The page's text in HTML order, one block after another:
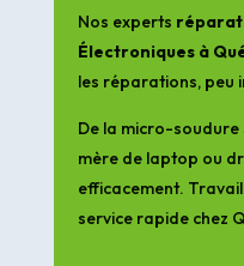
Nos experts
Électroniques à
les réparations, peu
De la micro-soudure
mère de laptop ou
efficacement.
service rapide chez